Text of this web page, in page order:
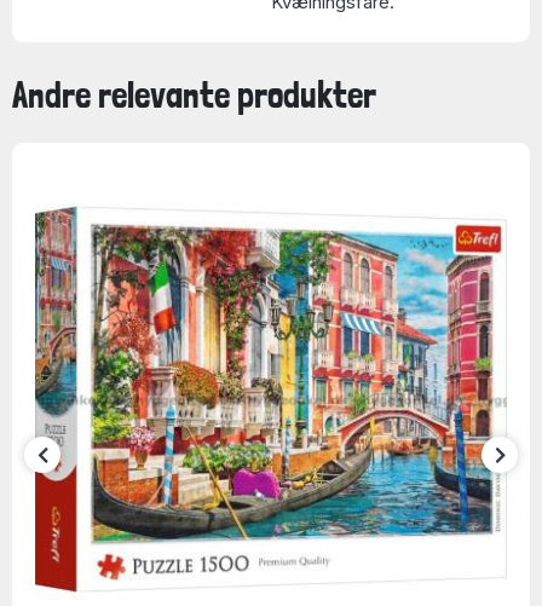
Andre relevante produkter